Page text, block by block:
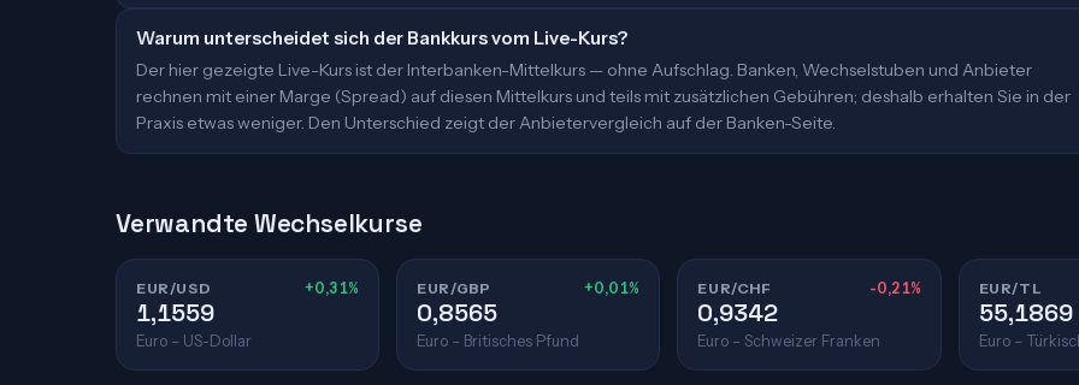
Warum unterscheidet sich der Bankkurs vom Live-Kurs?
Der hier gezeigte Live-Kurs ist der Interbanken-Mittelkurs — ohne Aufschlag. Banken, Wechselstuben und Anbieter
rechnen mit einer Marge (Spread) auf diesen Mittelkurs und teils mit zusätzlichen Gebühren; deshalb erhalten Sie in der
Praxis etwas weniger. Den Unterschied zeigt der Anbietervergleich auf der Banken-Seite.
Verwandte Wechselkurse
EUR/USD +0,31%
1,1559
Euro – US-Dollar
EUR/GBP +0,01%
0,8565
Euro – Britisches Pfund
EUR/CHF -0,21%
0,9342
Euro – Schweizer Franken
EUR/TL
55,1869
Euro –